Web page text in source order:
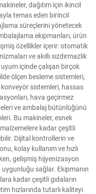
dağıtım için ikincil
temas eden birincil
süreçlerini yönetecek
ekipmanları, ürün
özellikler içerir: otomatik
ve akıllı sızdırmazlık
içinde çalışan birçok
ölçen besleme sistemleri,
konveyör sistemleri, hassas
hava geçirmez
ve ambalaj bütünlüğünü
Bu makineler, esnek
kadar çeşitli
Dijital kontrollerin ve
kolay kullanım ve hızlı
gelişmiş hijyenizasyon
sağlar. Ekipmanın
kadar çeşitli gıdaların
hızlarında tutarlı kaliteyi